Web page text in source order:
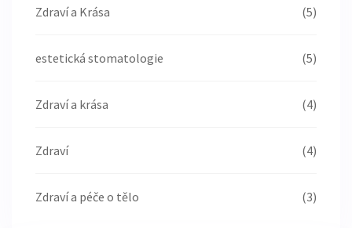
Zdraví a Krása (5)
estetická stomatologie (5)
Zdraví a krása (4)
Zdraví (4)
Zdraví a péče o tělo (3)